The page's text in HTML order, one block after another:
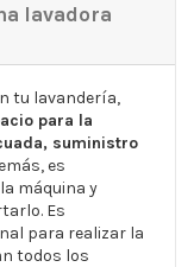
lavadora
tu lavandería,
para la
suministro
es
máquina y
Es
para realizar la
todos los